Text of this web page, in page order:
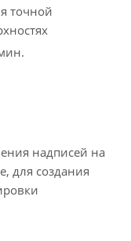
точной
надписей на
для создания